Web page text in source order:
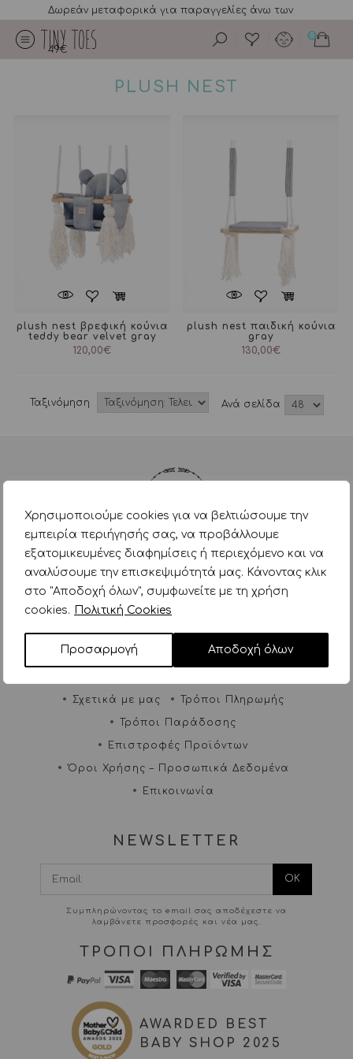
Χρησιμοποιούμε cookies για να βελτιώσουμε την
εμπειρία περιήγησής σας, να προβάλλουμε
εξατομικευμένες διαφημίσεις ή περιεχόμενο και να
αναλύσουμε την επισκεψιμότητά μας. Κάνοντας κλικ
στο "Αποδοχή όλων", συμφωνείτε με τη χρήση
cookies. Πολιτική Cookies
Προσαρμογή Αποδοχή όλων
Δωρεάν μεταφορικά για παραγγελίες άνω των
49€
0
PLUSH NEST
plush nest βρεφική κούνια
teddy bear velvet gray
120,00€
plush nest παιδική κούνια
gray
130,00€
Ταξινόμηση Aνά σελίδα
Αγίου Δημητρίου 168 & Συρράκου 2,
Άγιος Δημήτριος, Τ.Κ. 17341
+30 2109345324
ΠΛΗΡΟΦΟΡΙΕΣ
Σχετικά με μας Τρόποι Πληρωμής
Τρόποι Παράδοσης
Επιστροφές Προϊόντων
Όροι Χρήσης – Προσωπικά Δεδομένα
Επικοινωνία
NEWSLETTER
Συμπληρώνοντας το email σας αποδέχεστε να
λαμβάνετε προσφορές και νέα μας.
ΤΡΟΠΟΙ ΠΛΗΡΩΜΗΣ
AWARDED BEST
BABY SHOP 2025